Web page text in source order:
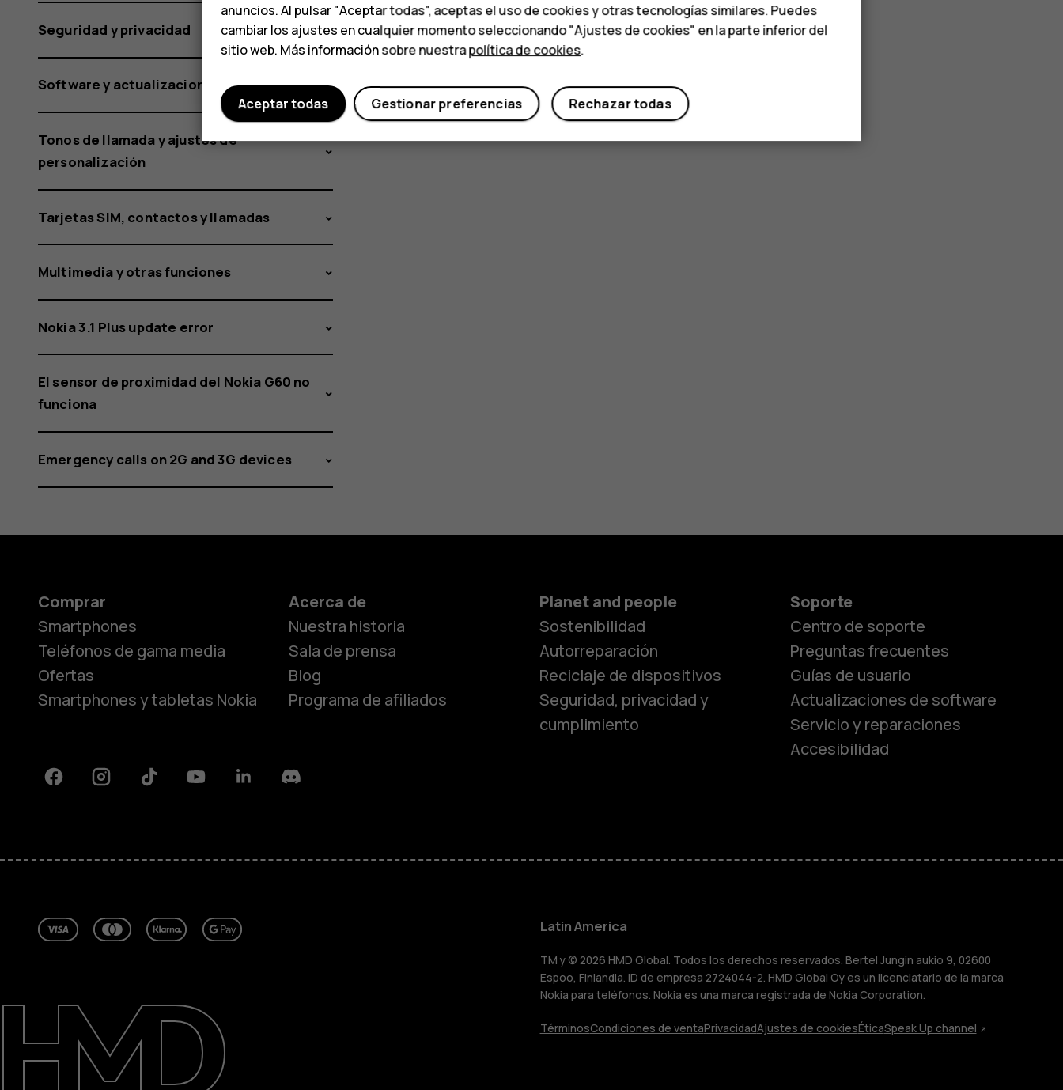
Teléfonos para
personas mayores
HMD Terra M
Comprar
Blog
Soporte
Latin America
Seguridad y privacidad
Software y actualizaciones
Tonos de llamada y ajustes de
personalización
Tarjetas SIM, contactos y llamadas
Multimedia y otras funciones
Nokia 3.1 Plus update error
El sensor de proximidad del Nokia G60 no
funciona
Emergency calls on 2G and 3G devices
Comprar
Smartphones
Teléfonos de gama media
Ofertas
Smartphones y tabletas Nokia
Acerca de
Nuestra historia
Sala de prensa
Blog
Programa de afiliados
Planet and people
Sostenibilidad
Autorreparación
Reciclaje de dispositivos
Seguridad, privacidad y
cumplimiento
Soporte
Centro de soporte
Preguntas frecuentes
Guías de usuario
Actualizaciones de software
Servicio y reparaciones
Accesibilidad
FacebookInstagramTiktok YoutubeLinkedinDiscord
Latin America
TM y © 2026 HMD Global. Todos los derechos reservados. Bertel Jungin aukio 9, 02600
Espoo, Finlandia. ID de empresa 2724044-2. HMD Global Oy es un licenciatario de la marca
Nokia para teléfonos. Nokia es una marca registrada de Nokia Corporation.
TérminosCondiciones de ventaPrivacidadAjustes de cookiesÉticaSpeak Up channel
anuncios. Al pulsar "Aceptar todas", aceptas el uso de cookies y otras tecnologías similares. Puedes
cambiar los ajustes en cualquier momento seleccionando "Ajustes de cookies" en la parte inferior del
sitio web. Más información sobre nuestrapolítica de cookies.
Rechazar todas
Gestionar preferencias
Aceptar todas